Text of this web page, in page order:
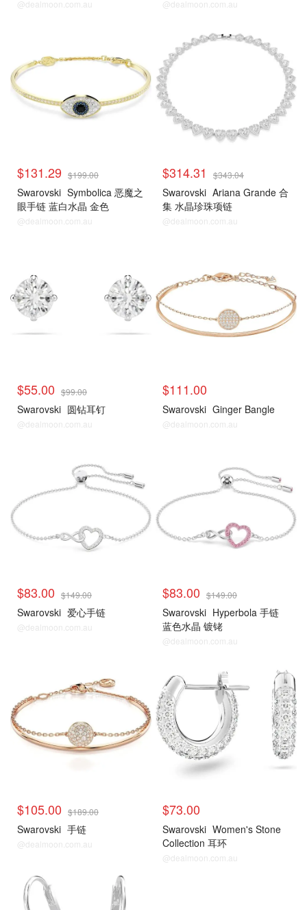
@dealmoon.com.au @dealmoon.com.au
$131.29 $199.00
Swarovski Symbolica 恶魔之
眼手链 蓝白水晶 金色
@dealmoon.com.au
$314.31 $343.04
Swarovski Ariana Grande 合
集 水晶珍珠项链
@dealmoon.com.au
$55.00 $99.00
Swarovski 圆钻耳钉
@dealmoon.com.au
$111.00
Swarovski Ginger Bangle
@dealmoon.com.au
$83.00 $149.00
Swarovski 爱心手链
@dealmoon.com.au
$83.00 $149.00
Swarovski Hyperbola 手链
蓝色水晶 镀铑
@dealmoon.com.au
$105.00 $189.00
Swarovski 手链
@dealmoon.com.au
$73.00
Swarovski Women's Stone
Collection 耳环
@dealmoon.com.au